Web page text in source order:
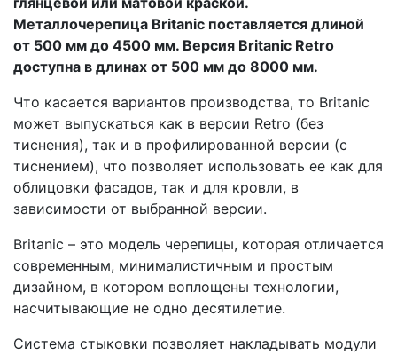
Металлочерепица Britanic поставляется длиной
от 500 мм до 4500 мм. Версия Britanic Retro
доступна в длинах от 500 мм до 8000 мм.
Что касается вариантов производства, то Britanic
может выпускаться как в версии Retro (без
тиснения), так и в профилированной версии (с
тиснением), что позволяет использовать ее как для
облицовки фасадов, так и для кровли, в
зависимости от выбранной версии.
Britanic – это модель черепицы, которая отличается
современным, минималистичным и простым
дизайном, в котором воплощены технологии,
насчитывающие не одно десятилетие.
Система стыковки позволяет накладывать модули